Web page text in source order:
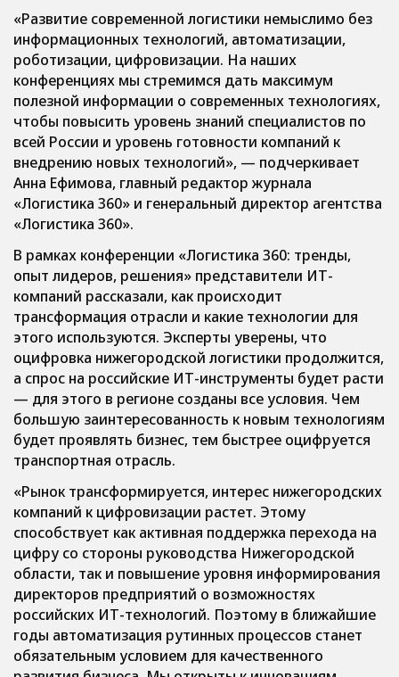
«Развитие современной логистики немыслимо без
информационных технологий, автоматизации,
роботизации, цифровизации. На наших
конференциях мы стремимся дать максимум
полезной информации о современных технологиях,
чтобы повысить уровень знаний специалистов по
всей России и уровень готовности компаний к
внедрению новых технологий», — подчеркивает
Анна Ефимова, главный редактор журнала
«Логистика 360» и генеральный директор агентства
«Логистика 360».
В рамках конференции «Логистика 360: тренды,
опыт лидеров, решения» представители ИТ-
компаний рассказали, как происходит
трансформация отрасли и какие технологии для
этого используются. Эксперты уверены, что
оцифровка нижегородской логистики продолжится,
а спрос на российские ИТ-инструменты будет расти
— для этого в регионе созданы все условия. Чем
большую заинтересованность к новым технологиям
будет проявлять бизнес, тем быстрее оцифруется
транспортная отрасль.
«Рынок трансформируется, интерес нижегородских
компаний к цифровизации растет. Этому
способствует как активная поддержка перехода на
цифру со стороны руководства Нижегородской
области, так и повышение уровня информирования
директоров предприятий о возможностях
российских ИТ-технологий. Поэтому в ближайшие
годы автоматизация рутинных процессов станет
обязательным условием для качественного